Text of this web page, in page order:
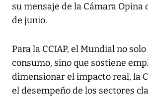
su mensaje de la Cámara Opina
de junio.
Para la CCIAP, el Mundial no
consumo, sino que sostiene
dimensionar el impacto real, la
el desempeño de los sectores